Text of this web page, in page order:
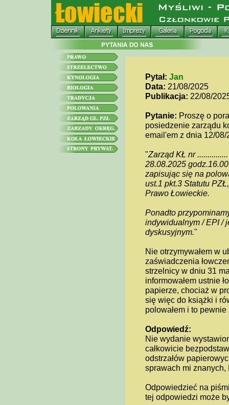
Pytał: Jan
Data: 21/08/2025
Publikacja: 22/08/
Pytanie: Proszę o
posiedzenie zarządu
email'em z dnia 12/08/
"Zarząd KŁ nr
28.08.2025
zapisując się na
ust.1 pkt.3 Statutu
Prawo Łowieckie.
Ponadto
indywidualnym / EPI /
dyskusyjnym."
Nie otrzymywałem w
zaświadczenia
strzelnicy w dniu 31
informowałem ustnie
papierze, chociaż w
się więc do książki i
polowałem i to
Odpowiedź:
Nie wydanie
całkowicie
odstrzałów
sprawach mi znanych,
Odpowiedzieć na
tej odpowiedzi może